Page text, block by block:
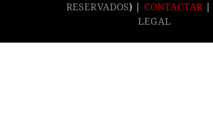
RESERVADOS) | CONTACTAR
LEGAL